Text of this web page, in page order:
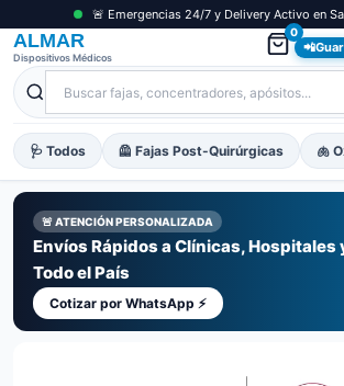
🚨 Emergencias 24/7 y Delivery Activo en
ALMAR
Dispositivos Médicos
0
📲
🩺 Todos 🦺 Fajas Post-Quirúrgicas 🫁
🚨 ATENCIÓN PERSONALIZADA
Envíos Rápidos a Clínicas, Hospitales
Todo el País
Cotizar por WhatsApp ⚡